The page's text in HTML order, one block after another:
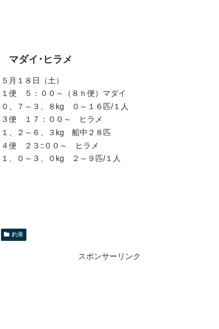
マダイ･ヒラメ
５月１８日（土）
１便 ５：００～（８ｈ便）マダイ
０、７～３、８kg ０～１６匹/１人
３便 １７：００～ ヒラメ
１、２～６、３kg 船中２８匹
４便 ２３::００～ ヒラメ
１、０～３、０kg ２～９匹/１人
釣果
スポンサーリンク